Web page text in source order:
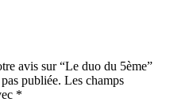
avis sur “Le duo du 5ème”
publiée. Les champs
*